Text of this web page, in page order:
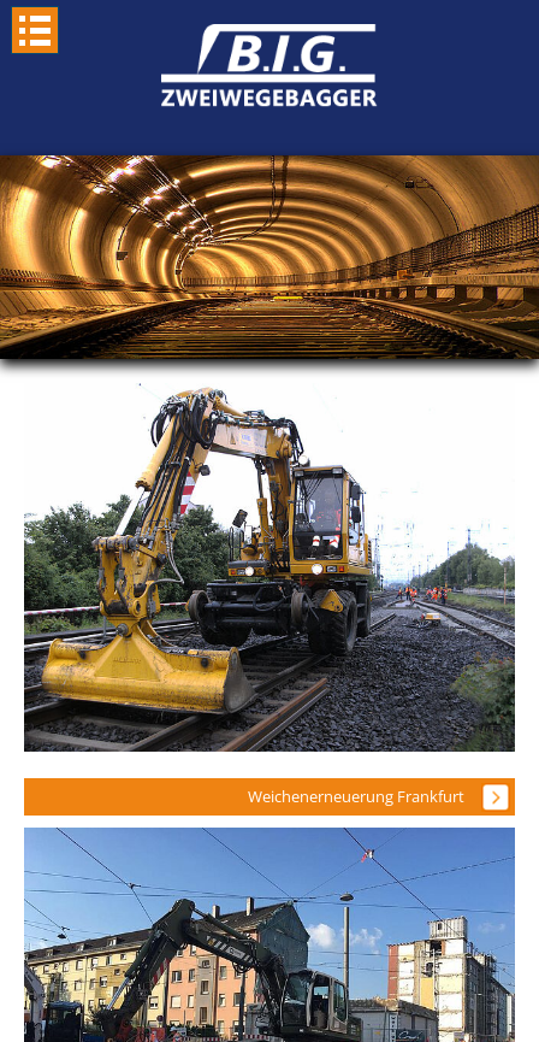
Weichenerneuerung Frankfurt